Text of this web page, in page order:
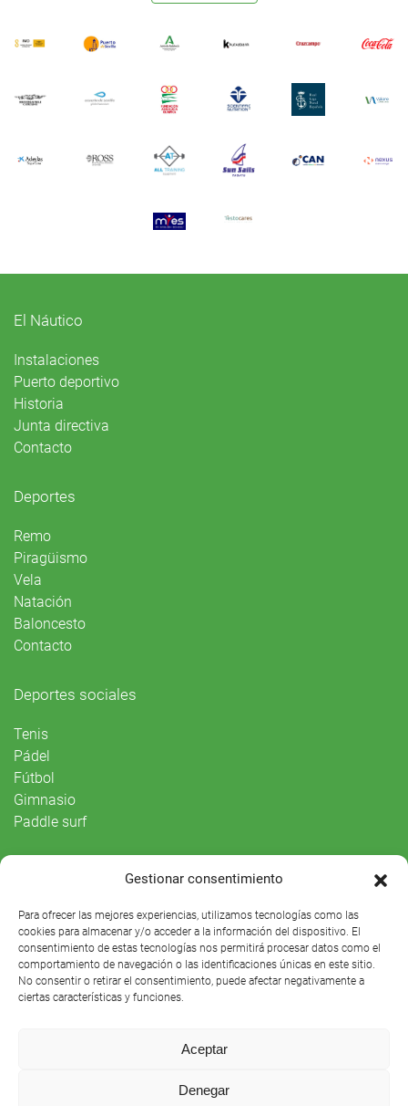
Gestionar consentimiento
Para ofrecer las mejores experiencias, utilizamos tecnologías como las
cookies para almacenar y/o acceder a la información del dispositivo. El
consentimiento de estas tecnologías nos permitirá procesar datos como el
comportamiento de navegación o las identificaciones únicas en este sitio.
No consentir o retirar el consentimiento, puede afectar negativamente a
ciertas características y funciones.
Aceptar
Denegar
El Náutico
Instalaciones
Puerto deportivo
Historia
Junta directiva
Contacto
Deportes
Remo
Piragüismo
Vela
Natación
Baloncesto
Contacto
Deportes sociales
Tenis
Pádel
Fútbol
Gimnasio
Paddle surf
Agenda